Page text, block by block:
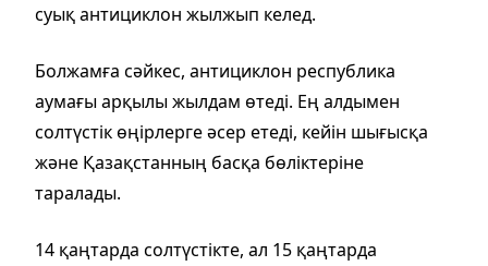
суық антициклон жылжып келед.
Болжамға сәйкес, антициклон республика
аумағы арқылы жылдам өтеді. Ең алдымен
солтүстік өңірлерге әсер етеді, кейін шығысқа
және Қазақстанның басқа бөліктеріне
таралады.
14 қаңтарда солтүстікте, ал 15 қаңтарда